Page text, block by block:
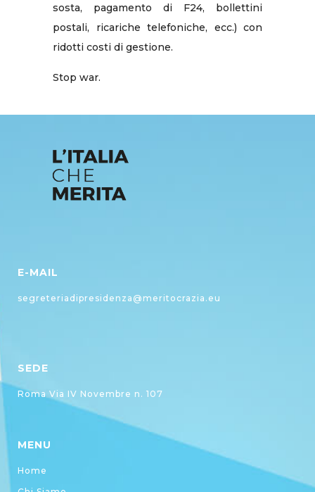
sosta, pagamento di F24, bollettini
postali, ricariche telefoniche, ecc.) con
ridotti costi di gestione.
Stop war.
E-MAIL
segreteriadipresidenza@meritocrazia.eu
SEDE
Roma Via IV Novembre n. 107
MENU
Home